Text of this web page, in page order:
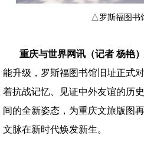
△罗斯福图书
重庆与世界网讯（记者 杨艳）
能升级，罗斯福图书馆旧址正式
着抗战记忆、见证中外友谊的历
间的全新姿态，为重庆文旅版图
文脉在新时代焕发新生。